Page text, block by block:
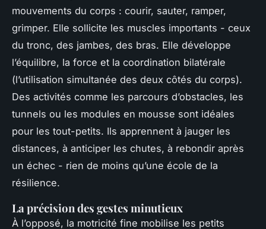
mouvements du corps : courir, sauter, ramper,
grimper. Elle sollicite les muscles importants - ceux
du tronc, des jambes, des bras. Elle développe
l’équilibre, la force et la coordination bilatérale
(l’utilisation simultanée des deux côtés du corps).
Des activités comme les parcours d’obstacles, les
tunnels ou les modules en mousse sont idéales
pour les tout-petits. Ils apprennent à jauger les
distances, à anticiper les chutes, à rebondir après
un échec - rien de moins qu’une école de la
résilience.
La précision des gestes minutieux
À l’opposé, la motricité fine mobilise les petits